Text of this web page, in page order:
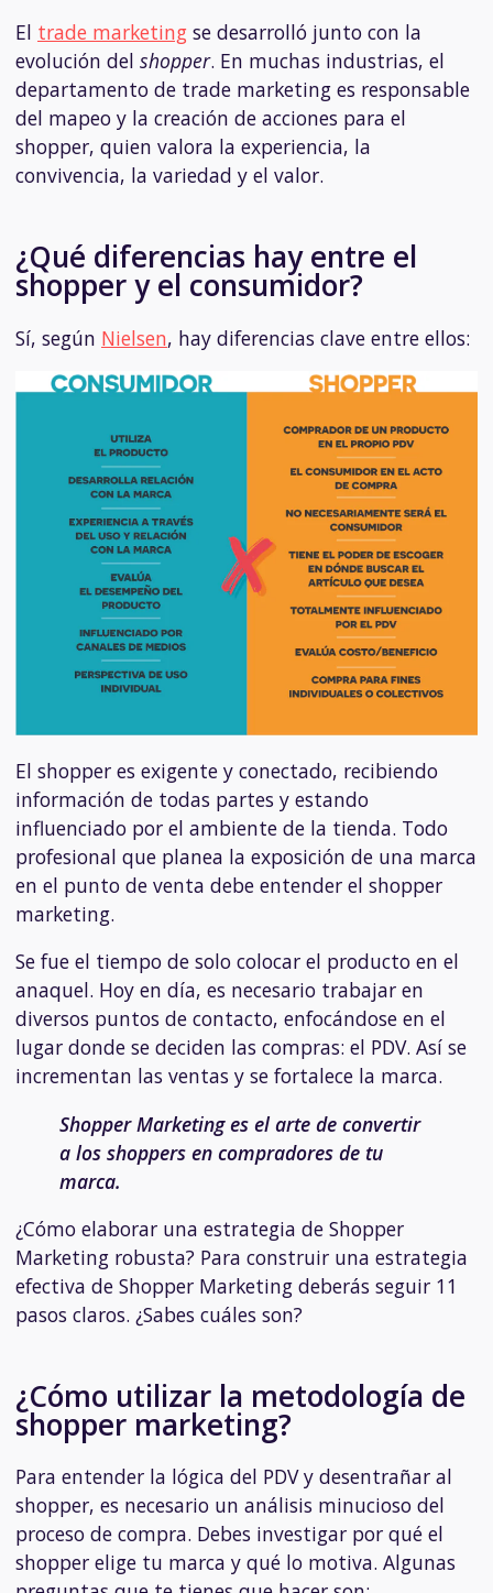
El trade marketing se desarrolló junto con la
evolución del shopper. En muchas industrias, el
departamento de trade marketing es responsable
del mapeo y la creación de acciones para el
shopper, quien valora la experiencia, la
convivencia, la variedad y el valor.
¿Qué diferencias hay entre el
shopper y el consumidor?
Sí, según Nielsen, hay diferencias clave entre ellos:
El shopper es exigente y conectado, recibiendo
información de todas partes y estando
influenciado por el ambiente de la tienda. Todo
profesional que planea la exposición de una marca
en el punto de venta debe entender el shopper
marketing.
Se fue el tiempo de solo colocar el producto en el
anaquel. Hoy en día, es necesario trabajar en
diversos puntos de contacto, enfocándose en el
lugar donde se deciden las compras: el PDV. Así se
incrementan las ventas y se fortalece la marca.
Shopper Marketing es el arte de convertir
a los shoppers en compradores de tu
marca.
¿Cómo elaborar una estrategia de Shopper
Marketing robusta? Para construir una estrategia
efectiva de Shopper Marketing deberás seguir 11
pasos claros. ¿Sabes cuáles son?
¿Cómo utilizar la metodología de
shopper marketing?
Para entender la lógica del PDV y desentrañar al
shopper, es necesario un análisis minucioso del
proceso de compra. Debes investigar por qué el
shopper elige tu marca y qué lo motiva. Algunas